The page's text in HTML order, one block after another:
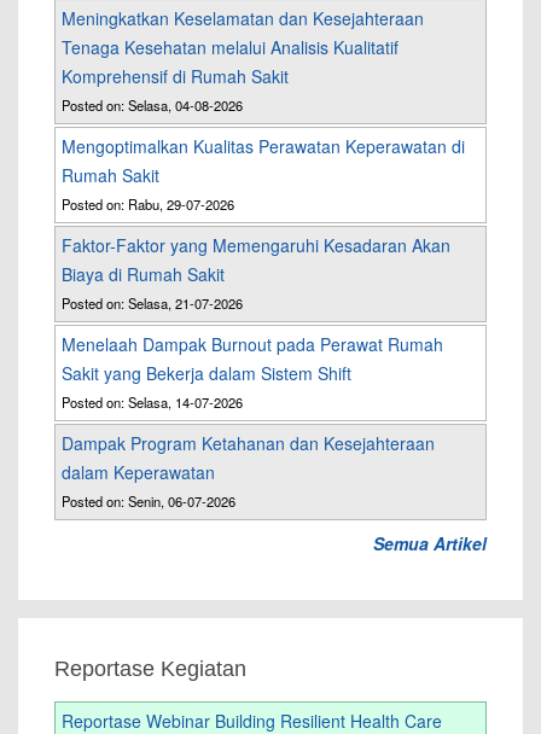
Meningkatkan Keselamatan dan Kesejahteraan
Tenaga Kesehatan melalui Analisis Kualitatif
Komprehensif di Rumah Sakit
Posted on: Selasa, 04-08-2026
Mengoptimalkan Kualitas Perawatan Keperawatan di
Rumah Sakit
Posted on: Rabu, 29-07-2026
Faktor-Faktor yang Memengaruhi Kesadaran Akan
Biaya di Rumah Sakit
Posted on: Selasa, 21-07-2026
Menelaah Dampak Burnout pada Perawat Rumah
Sakit yang Bekerja dalam Sistem Shift
Posted on: Selasa, 14-07-2026
Dampak Program Ketahanan dan Kesejahteraan
dalam Keperawatan
Posted on: Senin, 06-07-2026
Semua Artikel
Reportase Kegiatan
Reportase Webinar Building Resilient Health Care